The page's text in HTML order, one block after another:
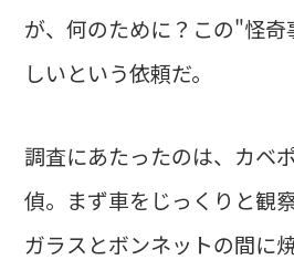
が、何のために？この"怪
しいという依頼だ。
調査にあたったのは、カベ
偵。まず車をじっくりと観
ガラスとボンネットの間に